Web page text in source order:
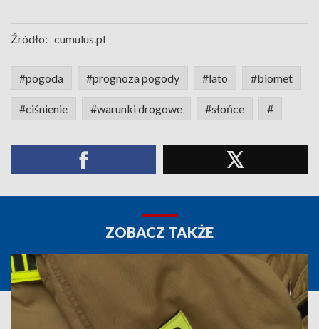
Źródło: cumulus.pl
#pogoda #prognoza pogody #lato #biomet
#ciśnienie #warunki drogowe #słońce #
ZOBACZ TAKŻE